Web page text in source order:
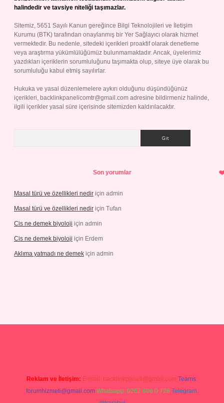
halindedir ve tavsiye niteliği taşımazlar.
Sitemiz, 5651 Sayılı Kanun gereğince Bilgi Teknolojileri ve İletişim
Kurumu (BTK) tarafından onaylanmış bir Yer Sağlayıcı olarak hizmet
vermektedir. Bu nedenle, sitedeki içerikleri proaktif olarak denetleme
veya araştırma yükümlülüğümüz bulunmamaktadır. Ancak, üyelerimiz
yazdıkları içeriklerin sorumluluğunu taşımakta olup, siteye üye olarak bu
sorumluluğu kabul etmiş sayılırlar.
Hukuka ve yasal düzenlemelere aykırı olduğunu düşündüğünüz
içerikleri, backlinkpanelicomtr@gmail.com adresine bildirmeniz halinde,
ilgili içerikler yasal süre içerisinde sitemizden kaldırılacaktır.
Son yorumlar
Masal türü ve özellikleri nedir için admin
Masal türü ve özellikleri nedir için Tufan
Cis ne demek biyoloji için admin
Cis ne demek biyoloji için Erdem
Aklıma yatmadı ne demek için admin
Reklam ve İletişim: E-mail: backlinkpaneli@gmail.com Teams:
forumhizmeti@gmail.com Whatsapp: 0262 606 0 726 Telegram: